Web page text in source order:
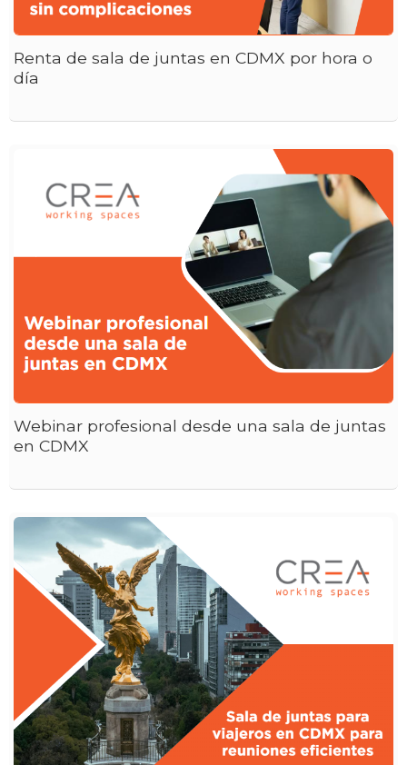
Renta de sala de juntas en CDMX por hora o
día
Webinar profesional desde una sala de juntas
en CDMX